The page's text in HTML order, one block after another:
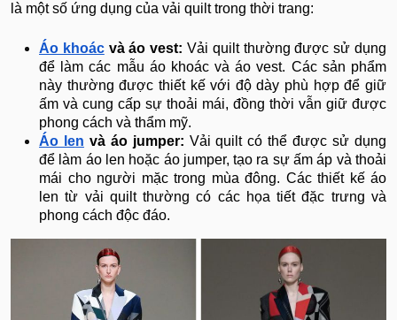
là một số ứng dụng của vải quilt trong thời trang:
Áo khoácvà áo vest:Vải quilt thường được sử dụng
để làm các mẫu áo khoác và áo vest. Các sản phẩm
này thường được thiết kế với độ dày phù hợp để giữ
ấm và cung cấp sự thoải mái, đồng thời vẫn giữ được
phong cách và thẩm mỹ.
Áo len và áo jumper: Vải quilt có thể được sử dụng
để làm áo len hoặc áo jumper, tạo ra sự ấm áp và thoải
mái cho người mặc trong mùa đông. Các thiết kế áo
len từ vải quilt thường có các họa tiết đặc trưng và
phong cách độc đáo.